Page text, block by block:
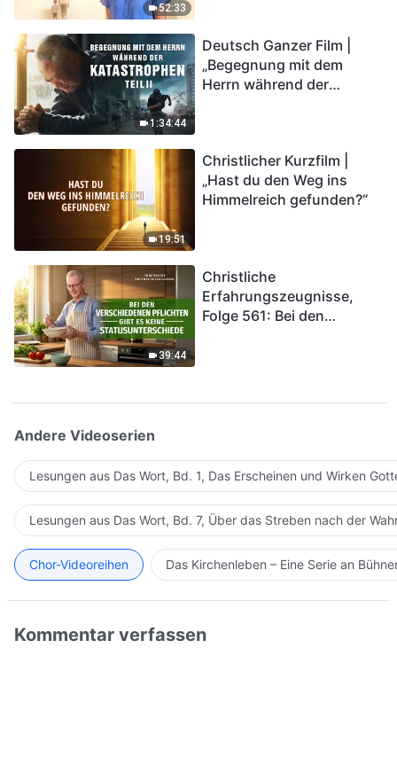
52:33
1:34:44
Deutsch Ganzer Film |
„Begegnung mit dem
Herrn während der
in das Königreich Gottes
eintreten?
19:51
Christlicher Kurzfilm |
„Hast du den Weg ins
Himmelreich gefunden?“
39:44
Christliche
Erfahrungszeugnisse,
Folge 561: Bei den
Andere Videoserien
Lesungen aus Das Wort, Bd. 1, Das Erscheinen und Wirken
Lesungen aus Das Wort, Bd. 7, Über das Streben nach der
Chor-Videoreihen Das Kirchenleben – Eine Serie an
Kommentar verfassen